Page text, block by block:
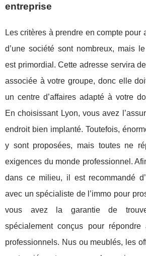
entreprise
Les critères à prendre en compte pour
d’une société sont nombreux, mais
est primordial. Cette adresse servira
associée à votre groupe, donc elle
un centre d’affaires adapté à votre
En choisissant Lyon, vous avez
endroit bien implanté. Toutefois,
y sont proposées, mais toutes ne
exigences du monde professionnel.
dans ce milieu, il est recommandé
avec un spécialiste de l’immo pour
vous avez la garantie de
spécialement conçus pour
professionnels. Nus ou meublés, les